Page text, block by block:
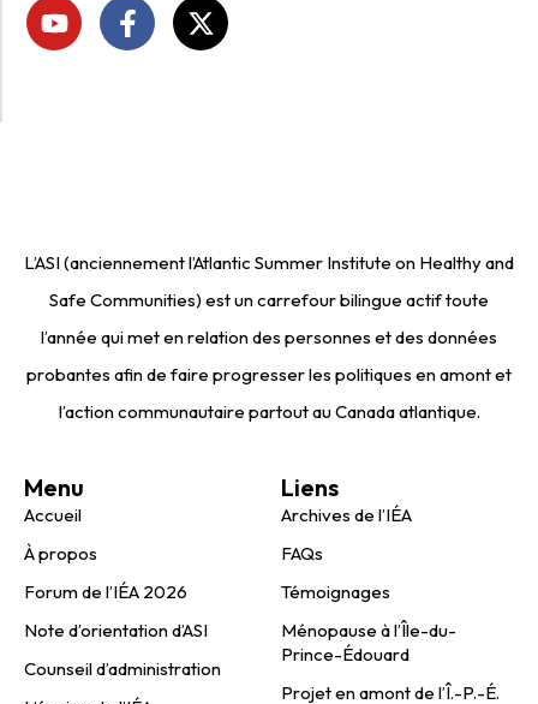
L’ASI (anciennement l’Atlantic Summer Institute on Healthy and
Safe Communities) est un carrefour bilingue actif toute
l’année qui met en relation des personnes et des données
probantes afin de faire progresser les politiques en amont et
l’action communautaire partout au Canada atlantique.
Menu
Accueil
À propos
Forum de l’IÉA 2026
Note d’orientation d’ASI
Counseil d’administration
Liens
Archives de l’IÉA
FAQs
Témoignages
Ménopause à l’Île-du-
Prince-Édouard
Projet en amont de l’Î.-P.-É.